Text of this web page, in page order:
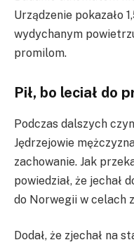
Urządzenie pokazało
wydychanym
promilom.
Pił, bo leciał do
Podczas dalszych
Jędrzejowie
zachowanie. Jak
powiedział, że jechał
do Norwegii w celach
Dodał, że zjechał na